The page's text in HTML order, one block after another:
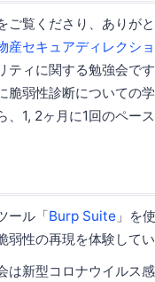
ご覧くださり、ありがと
産セキュアディレクシ
ティに関する勉強会で
脆弱性診断についての
、1, 2ヶ月に1回のペー
ール「Burp Suite 」を
弱性の再現を体験してい
は新型コロナウイルス感